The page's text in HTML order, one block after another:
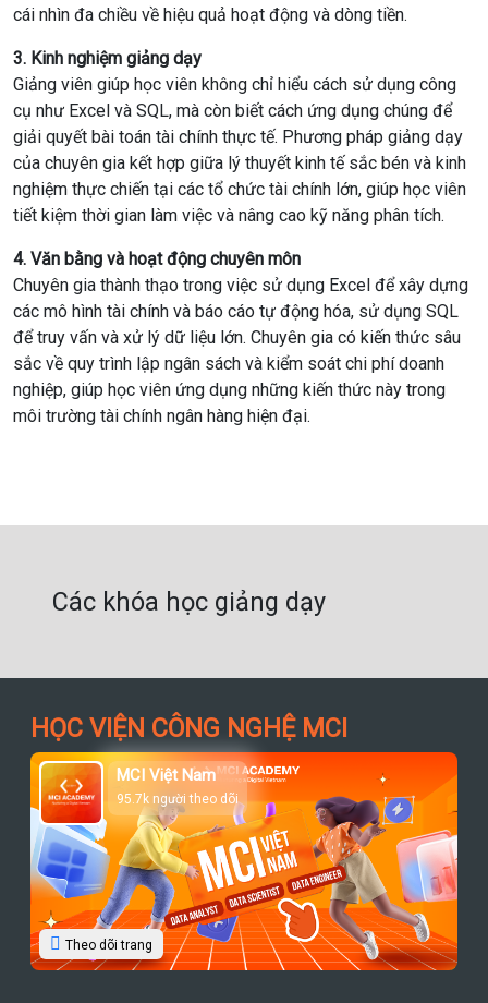
cái nhìn đa chiều về hiệu quả hoạt động và dòng tiền.
3. Kinh nghiệm giảng dạy
Giảng viên giúp học viên không chỉ hiểu cách sử dụng công
cụ như Excel và SQL, mà còn biết cách ứng dụng chúng để
giải quyết bài toán tài chính thực tế. Phương pháp giảng dạy
của chuyên gia kết hợp giữa lý thuyết kinh tế sắc bén và kinh
nghiệm thực chiến tại các tổ chức tài chính lớn, giúp học viên
tiết kiệm thời gian làm việc và nâng cao kỹ năng phân tích.
4. Văn bằng và hoạt động chuyên môn
Chuyên gia thành thạo trong việc sử dụng Excel để xây dựng
các mô hình tài chính và báo cáo tự động hóa, sử dụng SQL
để truy vấn và xử lý dữ liệu lớn. Chuyên gia có kiến thức sâu
sắc về quy trình lập ngân sách và kiểm soát chi phí doanh
nghiệp, giúp học viên ứng dụng những kiến thức này trong
môi trường tài chính ngân hàng hiện đại.
Các khóa học giảng dạy
HỌC VIỆN CÔNG NGHỆ MCI
MCI Việt Nam
95.7k người theo dõi
Theo dõi trang